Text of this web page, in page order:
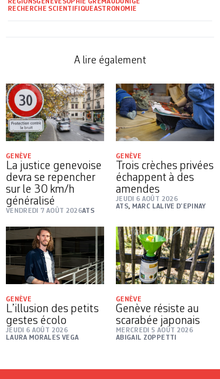
RÉGIONSGENÈVE SOPHIE GREMAUDUNIGE
RECHERCHE SCIENTIFIQUEASTRONOMIE
A lire également
GENÈVE
La justice genevoise
devra se repencher
sur le 30 km/h
généralisé
VENDREDI 7 AOÛT 2026ATS
GENÈVE
Trois crèches privées
échappent à des
amendes
JEUDI 6 AOÛT 2026
ATS, MARC LALIVE D’EPINAY
GENÈVE
L’illusion des petits
gestes écolo
JEUDI 6 AOÛT 2026
LAURA MORALES VEGA
GENÈVE
Genève résiste au
scarabée japonais
MERCREDI 5 AOÛT 2026
ABIGAIL ZOPPETTI